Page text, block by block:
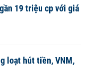
19 triệu cp với giá
loạt hút tiền, VNM,